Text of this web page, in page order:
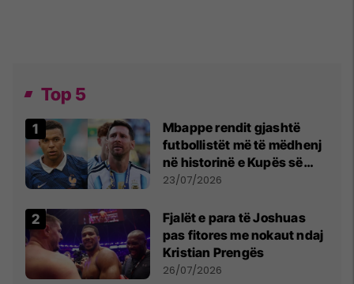
Top 5
Mbappe rendit gjashtë
futbollistët më të mëdhenj
në historinë e Kupës së
Botës, Messi mbetet i dyti
23/07/2026
Fjalët e para të Joshuas
pas fitores me nokaut ndaj
Kristian Prengës
26/07/2026